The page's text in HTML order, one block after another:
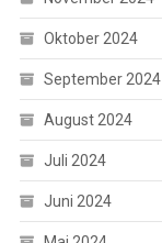
Oktober 2024
September 2024
August 2024
Juli 2024
Juni 2024